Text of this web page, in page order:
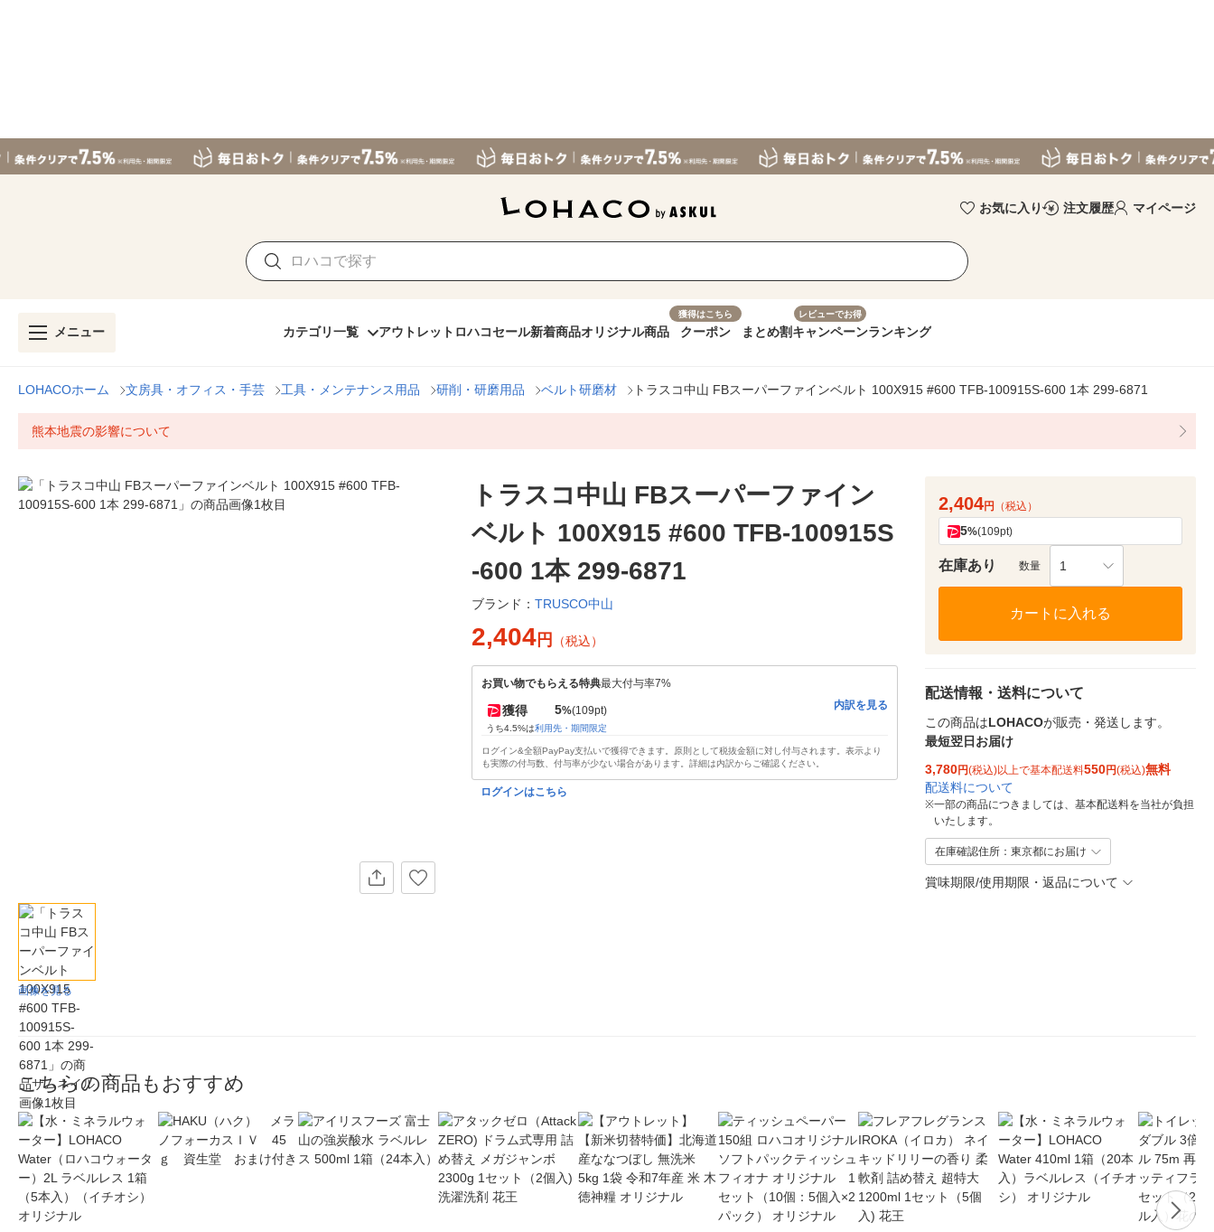
お気に入り 注文履歴 マイページ
メニュー カテゴリ一覧 アウトレット ロハコセール新着商品オリジナル商品
獲得はこちら
クーポン まとめ割
レビューでお得
キャンペーンランキング
LOHACOホーム 文房具・オフィス・手芸 工具・メンテナンス用品 研削・研磨用品 ベルト研磨材 トラスコ中山 FBスーパーファインベルト 100X915 #600 TFB-100915S-600 1本 299-6871
熊本地震の影響について
画像を見る
トラスコ中山 FBスーパーファイン
ベルト 100X915 #600 TFB-100915S
-600 1本 299-6871
ブランド： TRUSCO中山
2,404 円 （税込）
お買い物でもらえる特典最大付与率7%
獲得 5%(109pt)
うち4.5%は利用先・期間限定
内訳を見る
ログイン&全額PayPay支払いで獲得できます。原則として税抜金額に対し付与されます。表示より
も実際の付与数、付与率が少ない場合があります。詳細は内訳からご確認ください。
ログインはこちら
2,404円 （税込）
5%(109pt)
在庫あり 数量 1
カートに入れる
配送情報・送料について
この商品はLOHACOが販売・発送します。
最短翌日お届け
3,780円(税込)以上で基本配送料550円(税込)無料
配送料について
※一部の商品につきましては、基本配送料を当社が負担
いたします。
在庫確認住所：東京都にお届け
賞味期限/使用期限・返品について
こちらの商品もおすすめ